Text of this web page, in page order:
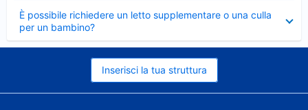
È possibile richiedere un letto supplementare o una culla
per un bambino?
Elemento
chiuso
Inserisci la tua struttura